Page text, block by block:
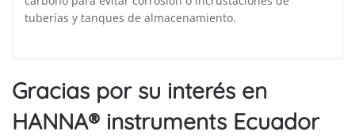
tuberías y tanques de almacenamiento.
Gracias por su interés en
HANNA® instruments Ecuador